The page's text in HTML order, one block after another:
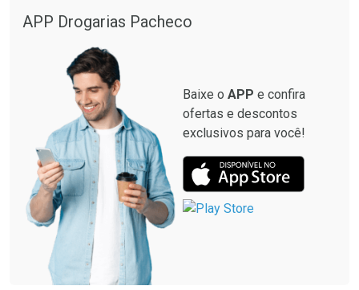
APP Drogarias Pacheco
Baixe o APP e confira
ofertas e descontos
exclusivos para você!